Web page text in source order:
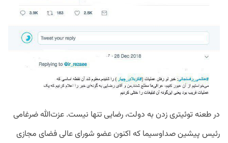
درطعنه توئیتریزدن به دولت، رضاییتنها نیست. عزتاللهضرغامی
رئیس پیشینصداوسیما که اکنونعضو شورایعالیفضای مجازی